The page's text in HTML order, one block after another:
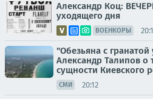
Александр Коц:
уходящего дня
ВОЕНКОРЫ
"Обезьяна с
Александр Талипов о
сущности Киевского
СМИ 20:12